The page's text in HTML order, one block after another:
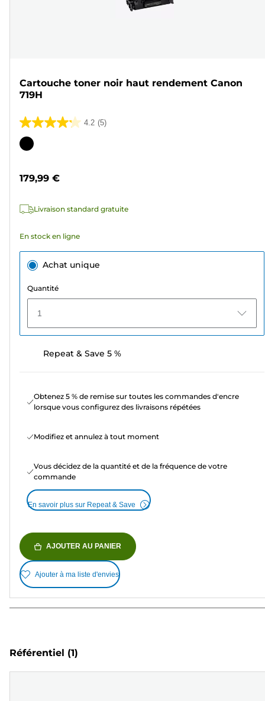
Cartouche toner noir haut rendement Canon
719H
4.2 (5)
4.2
sur
Cartouche
179,99 €
Livraison standard gratuite
En stock en ligne
Achat unique
Quantité
1
Repeat & Save 5 %
Obtenez 5 % de remise sur toutes les commandes d'encre
lorsque vous configurez des livraisons répétées
Modifiez et annulez à tout moment
Vous décidez de la quantité et de la fréquence de votre
commande
En savoir plus sur Repeat & Save
AJOUTER AU PANIER
Ajouter à ma liste d'envies
Référentiel (1)